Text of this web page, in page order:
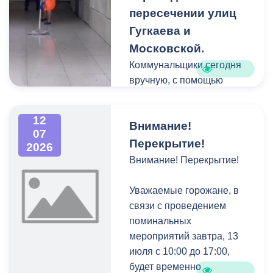
возвращаться снова и
Рабочие уже на
финишной прямой:
укладывают брусчатку и
В новой зоне отдыха
появятся современные
опоры освещения,
Газон тоже приведут в
порядок.
Отмечу, что
благоустройство этого
участка — лишь часть
пересечении улиц
Гугкаева и
Московской.
Коммунальщики сегодня
вручную, с помощью
от граффити и
объявлений, после чего
тщательно очистили все
12
07
2026
Внимание!
Перекрытие!
Внимание! Перекрытие!
Уважаемые горожане, в
связи с проведением
поминальных
мероприятий завтра, 13
июля с 10:00 до 17:00,
будет временно